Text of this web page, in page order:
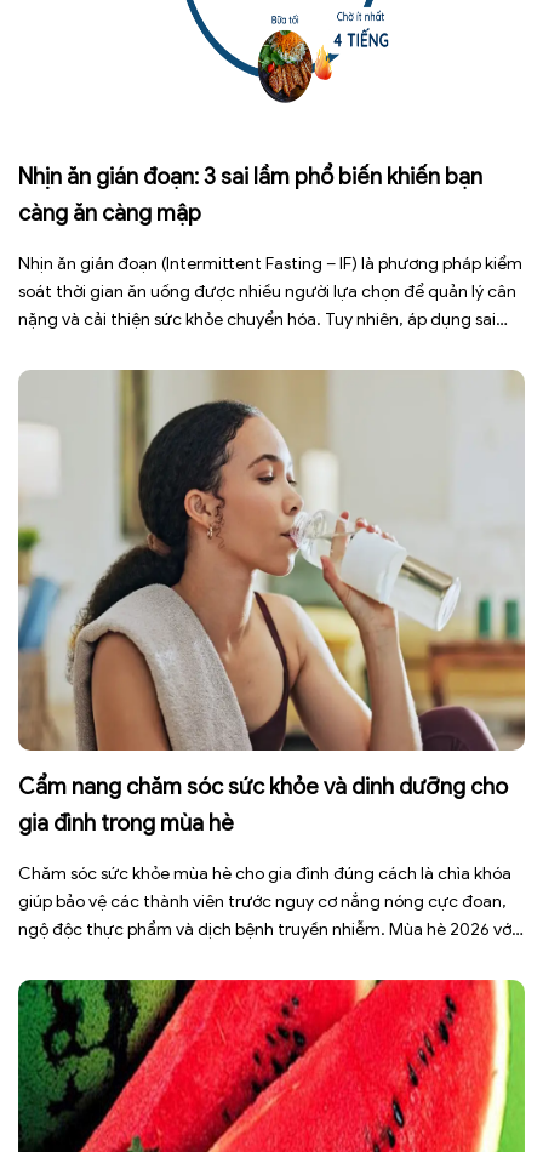
Nhịn ăn gián đoạn: 3 sai lầm phổ biến khiến bạn
càng ăn càng mập
Nhịn ăn gián đoạn (Intermittent Fasting – IF) là phương pháp kiểm
soát thời gian ăn uống được nhiều người lựa chọn để quản lý cân
nặng và cải thiện sức khỏe chuyển hóa. Tuy nhiên, áp dụng sai
sức, mất cơ […]
Cẩm nang chăm sóc sức khỏe và dinh dưỡng cho
gia đình trong mùa hè
Chăm sóc sức khỏe mùa hè cho gia đình đúng cách là chìa khóa
giúp bảo vệ các thành viên trước nguy cơ nắng nóng cực đoan,
ngộ độc thực phẩm và dịch bệnh truyền nhiễm. Mùa hè 2026 với
sức […]